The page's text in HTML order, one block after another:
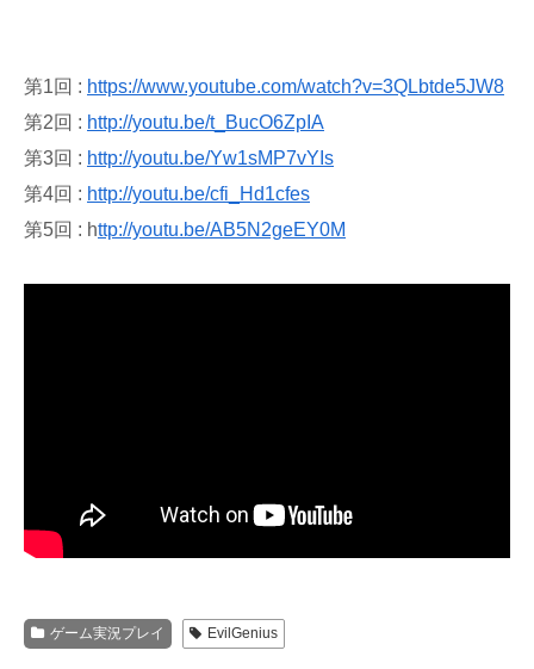
第1回 : https://www.youtube.com/watch?v=3QLbtde5JW8
第2回 : http://youtu.be/t_BucO6ZpIA
第3回 : http://youtu.be/Yw1sMP7vYIs
第4回 : http://youtu.be/cfi_Hd1cfes
第5回 : http://youtu.be/AB5N2geEY0M
ゲーム実況プレイ EvilGenius